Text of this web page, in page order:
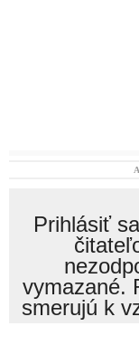
Prihlásiť sa
vymazané.
smerujú k